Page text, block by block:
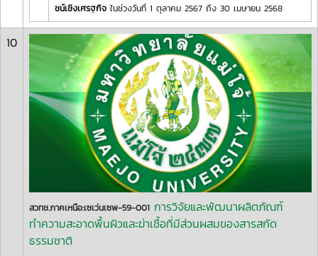
ชน์เชิงเศรฐกิจ ในช่วงวันที่ 1 ตุลาคม 2567 ถึง 30 เมษายน 2568
10
สวทช.ภาคเหนือ:เซเว่นเซพ-59-001 การวิจัยและพัฒนาผลิตภัณฑ์
ทำความสะอาดพื้นผิวและฆ่าเชื้อที่มีส่วนผสมของสารสกัด
ธรรมชาติ